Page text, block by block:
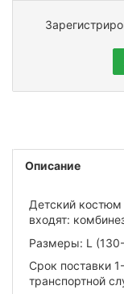
Описание
Детский
входят:
Размеры: L
Срок поставки
транспортной